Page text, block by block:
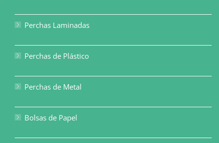
Perchas Laminadas
Perchas de Plástico
Perchas de Metal
Bolsas de Papel